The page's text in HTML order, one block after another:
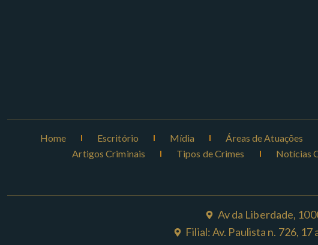
Home Escritório Mídia Áreas de Atuações
Artigos Criminais
Tipos de Crimes Notícias
Av da Liberdade,
Filial: Av. Paulista n. 726, 17